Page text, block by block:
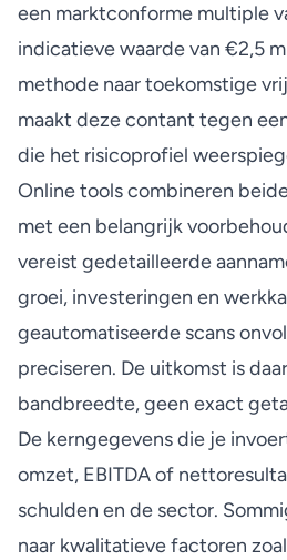
een marktconforme multiple
indicatieve waarde van €2,5
methode naar toekomstige
maakt deze contant tegen
die het risicoprofiel
Online tools combineren
met een belangrijk
vereist gedetailleerde
groei, investeringen en
geautomatiseerde scans
preciseren. De uitkomst is
bandbreedte, geen exact
De kerngegevens die je
omzet, EBITDA of
schulden en de sector.
naar kwalitatieve factoren